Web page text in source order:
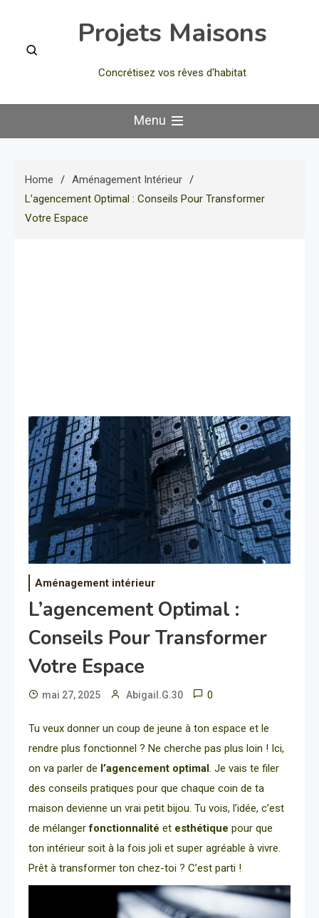
content
Projets Maisons
Concrétisez vos rêves d'habitat
Menu
Home
Aménagement Intérieur
L’agencement Optimal : Conseils Pour Transformer
Votre Espace
Aménagement intérieur
L’agencement Optimal :
Conseils Pour Transformer
Votre Espace
mai 27, 2025 Abigail.G.30 0
Tu veux donner un coup de jeune à ton espace et le
rendre plus fonctionnel ? Ne cherche pas plus loin ! Ici,
on va parler de l’agencement optimal. Je vais te filer
des conseils pratiques pour que chaque coin de ta
maison devienne un vrai petit bijou. Tu vois, l’idée, c’est
de mélangerfonctionnalité et esthétique pour que
ton intérieur soit à la fois joli et super agréable à vivre.
Prêt à transformer ton chez-toi ? C’est parti !